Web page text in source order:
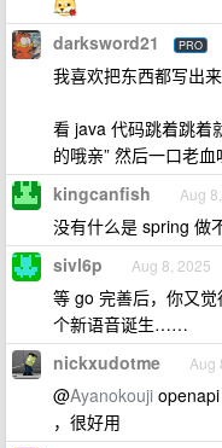
darksword21 PRO
我喜欢把东西都写出来
看 java 代码跳着跳着
的哦亲” 然后一口老血
kingcanfish Aug
没有什么是 spring 做
sivl6p Aug 8, 2025
等 go 完善后，你又
个新语音诞生……
nickxudotme Aug
@Ayanokouji
，很好用